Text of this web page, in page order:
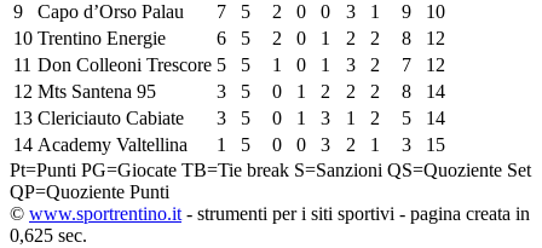
9
Capo d’Orso Palau 7 5 2 0 0 3 1 9
10
10 Trentino Energie 6 5 2 0 1 2 2 8
12
11 Don Colleoni Trescore 5 5 1 0 1 3 2 7
12
12 Mts Santena 95 3 5 0 1 2 2 2 8
14
13 Clericiauto Cabiate 3 5 0 1 3 1 2 5
14
14 Academy Valtellina 1 5 0 0 3 2 1 3
15
Pt=Punti PG=Giocate TB=Tie break S=Sanzioni QS=Quoziente Set
QP=Quoziente Punti
© www.sportrentino.it - strumenti per i siti sportivi - pagina creata in
0,625 sec.